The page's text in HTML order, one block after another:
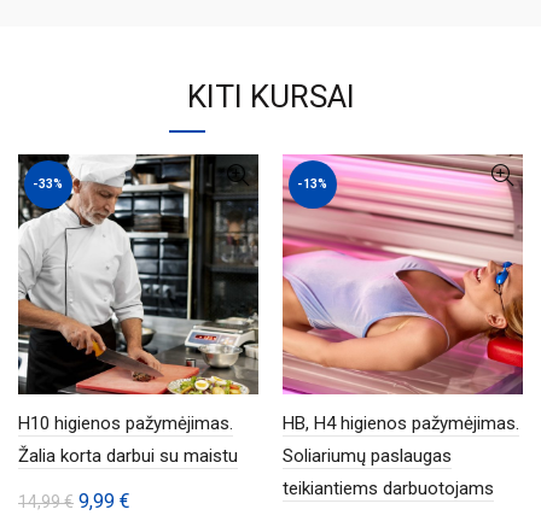
KITI KURSAI
-33%
H10 higienos pažymėjimas.
Žalia korta darbui su maistu
14,99€ Original
9,99 €
-13%
HB, H4 higienos pažymėjimas.
Soliariumų paslaugas
teikiantiems darbuotojams